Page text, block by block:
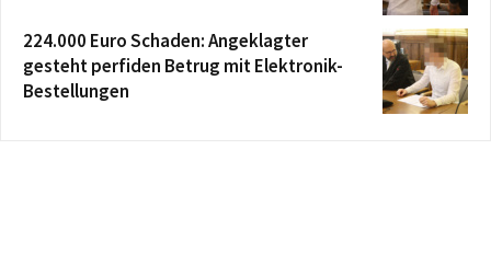
224.000 Euro Schaden: Angeklagter
gesteht perfiden Betrug mit Elektronik-
Bestellungen